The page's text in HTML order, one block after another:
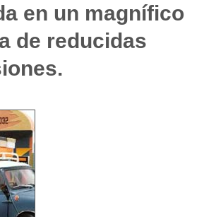
en un magnífico
de reducidas